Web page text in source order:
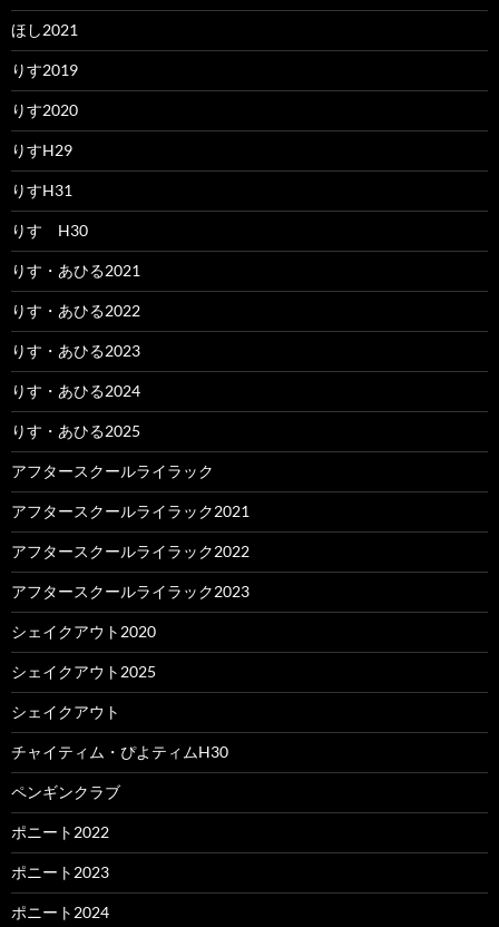
ほし2021
りす2019
りす2020
りすH29
りすH31
りす H30
りす・あひる2021
りす・あひる2022
りす・あひる2023
りす・あひる2024
りす・あひる2025
アフタースクールライラック
アフタースクールライラック2021
アフタースクールライラック2022
アフタースクールライラック2023
シェイクアウト2020
シェイクアウト2025
シェイクアウト
チャイティム・ぴよティムH30
ペンギンクラブ
ポニート2022
ポニート2023
ポニート2024